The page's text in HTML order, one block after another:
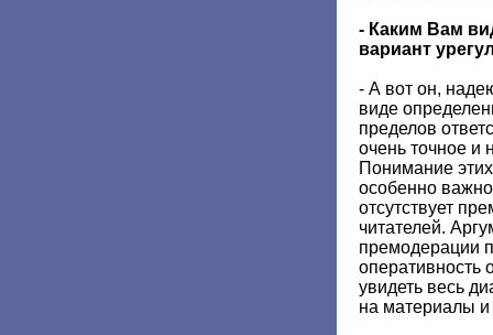
- Каким Вам
вариант
- А вот он,
виде
пределов
очень точное и
Понимание
особенно важно
отсутствует
читателей.
премодерации
оперативность
увидеть весь
на материалы и